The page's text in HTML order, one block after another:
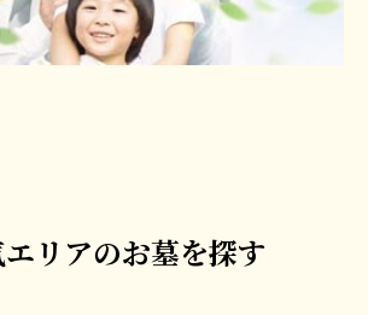
リアのお墓を探す